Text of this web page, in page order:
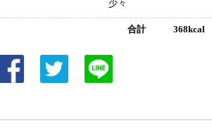
少々
合計 368kcal